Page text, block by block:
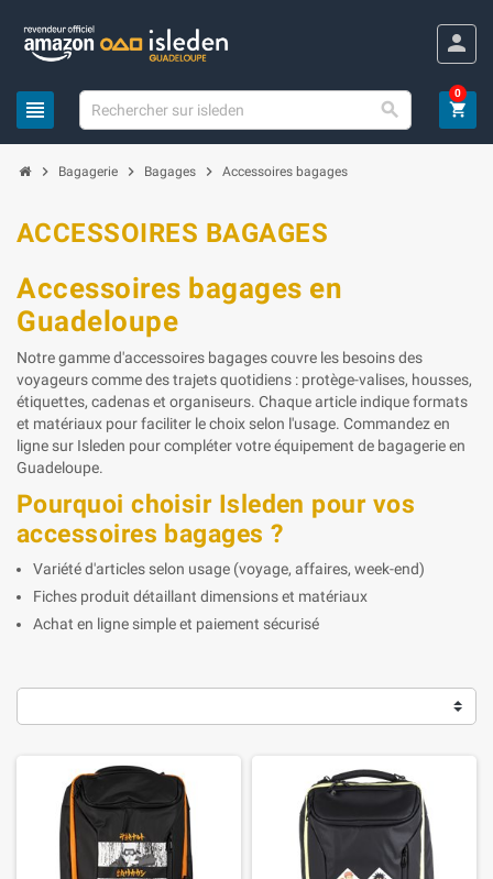
person
view_headline  shopping_cart
0
chevron_right Bagagerie chevron_right Bagages chevron_right Accessoires bagages
ACCESSOIRES BAGAGES
Accessoires bagages en
Guadeloupe
Notre gamme d'accessoires bagages couvre les besoins des
voyageurs comme des trajets quotidiens : protège-valises, housses,
étiquettes, cadenas et organiseurs. Chaque article indique formats
et matériaux pour faciliter le choix selon l'usage. Commandez en
ligne sur Isleden pour compléter votre équipement de bagagerie en
Guadeloupe.
Pourquoi choisir Isleden pour vos
accessoires bagages ?
Variété d'articles selon usage (voyage, affaires, week-end)
Fiches produit détaillant dimensions et matériaux
Achat en ligne simple et paiement sécurisé